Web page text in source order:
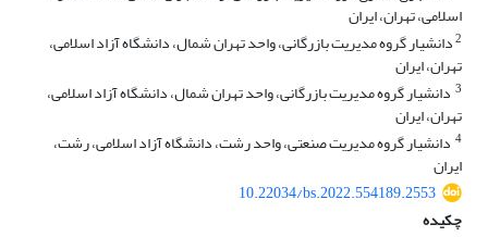
اسلامی، تهران، ایران
2دانشیار گروه مدیریت بازرگانی، واحد تهران شمال، دانشگاه آزاد اسلامی،
تهران، ایران
3 دانشیار گروه مدیریت بازرگانی، واحد تهران شمال، دانشگاه آزاد اسلامی،
تهران، ایران
4 دانشیار گروه مدیریت صنعتی، واحد رشت، دانشگاه آزاد اسلامی، رشت،
ایران
10.22034/bs.2022.554189.2553
چکیده